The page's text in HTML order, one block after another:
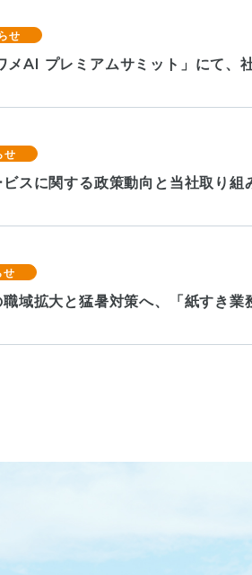
せ
メAI プレミアムサミット」にて、
せ
スに関する政策動向と当社取り
せ
域拡大と猛暑対策へ、「紙すき業